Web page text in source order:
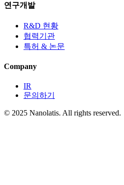
연구개발
R&D 현황
협력기관
특허 & 논문
Company
IR
문의하기
© 2025 Nanolatis. All rights reserved.